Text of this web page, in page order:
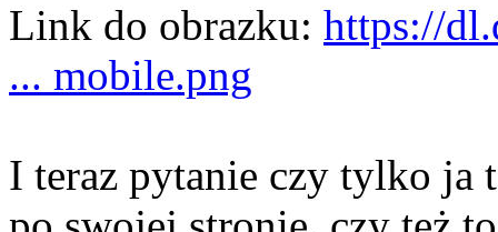
Link do obrazku: https://
... mobile.png
I teraz pytanie czy tylko ja